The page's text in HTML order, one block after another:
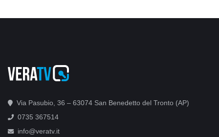
Via Pasubio, 36 – 63074 San Benedetto del Tronto (AP)
0735 367514
info@veratv.it